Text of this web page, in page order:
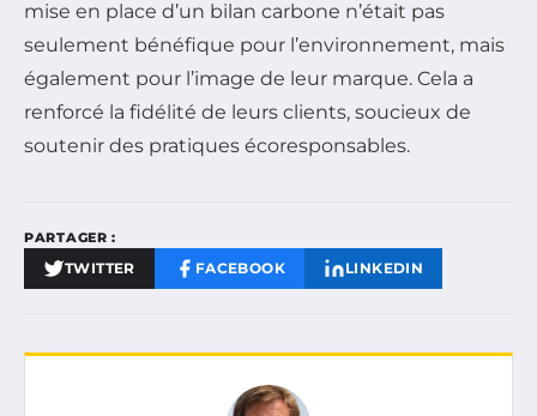
mise en place d’un bilan carbone n’était pas
seulement bénéfique pour l’environnement, mais
également pour l’image de leur marque. Cela a
renforcé la fidélité de leurs clients, soucieux de
soutenir des pratiques écoresponsables.
PARTAGER :
TWITTER FACEBOOK LINKEDIN